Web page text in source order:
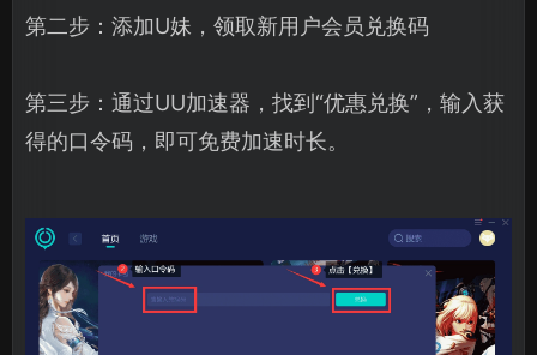
第二步：添加U妹，领取新用户会员兑换码
第三步：通过UU加速器，找到“优惠兑换”，输入获
得的口令码，即可免费加速时长。